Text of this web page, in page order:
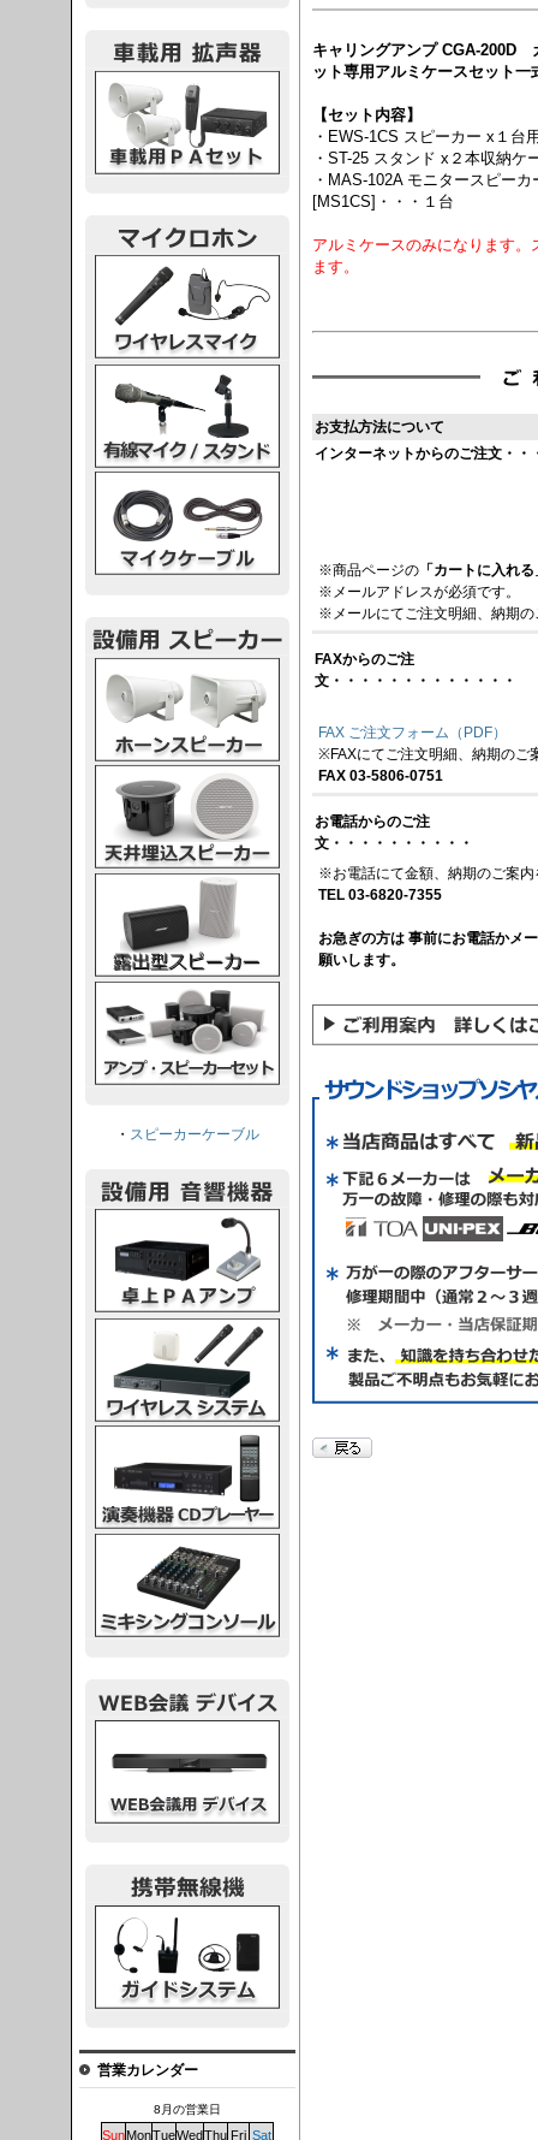
キャリングアンプ CGA-200D
ット専用アルミケースセット一
【セット内容】
・EWS-1CS スピーカー x１台
・ST-25 スタンド x２本収納
・MAS-102A モニタースピー
[MS1CS]・・・１台
アルミケースのみになります
ます。
お支払方法について
インターネットからのご注文・・
※商品ページの 「カートに入れる
※メールアドレスが必須です。
※メールにてご注文明細、納期
FAXからのご注
文・・・・・・・・・・・・・
FAX ご注文フォーム（PDF）
※FAXにてご注文明細、納期のご
FAX 03-5806-0751
お電話からのご注
文・・・・・・・・・・
※お電話にて金額、納期のご案内
TEL 03-6820-7355
お急ぎの方は 事前にお電話かメ
願いします。
・ スピーカーケーブル
営業カレンダー
8月の営業日
SunMonTueWedThu Fri Sat